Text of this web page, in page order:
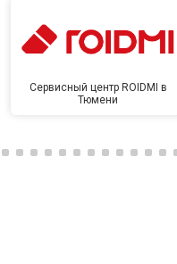
Сервисный центр ROIDMI в
Тюмени